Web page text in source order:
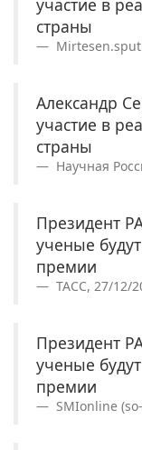
страны
Александр
участие в
страны
Научная
Президент
ученые
премии
ТАСС, 27/12/
Президент
ученые
премии
SMIonline